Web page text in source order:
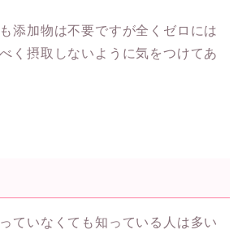
添加物は不要ですが全くゼロには
く摂取しないように気をつけてあ
ていなくても知っている人は多い